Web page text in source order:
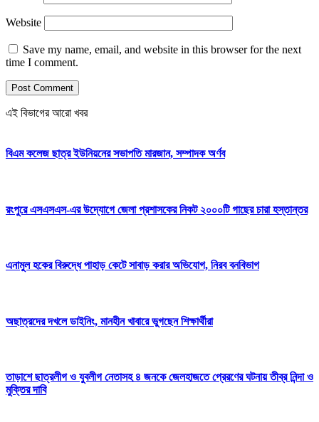
Website
Save my name, email, and website in this browser for the next
time I comment.
এই বিভাগের আরো খবর
বিএম কলেজ ছাত্র ইউনিয়নের সভাপতি মারজান, সম্পাদক অর্ণব
রংপুরে এসএসএস-এর উদ্যোগে জেলা প্রশাসকের নিকট ২০০০টি গাছের চারা হস্তান্তর
এনামুল হকের বিরুদ্ধে পাহাড় কেটে সাবাড় করার অভিযোগ, নিরব বনবিভাগ
অছাত্রদের দখলে ডাইনিং, মানহীন খাবারে ভুগছেন শিক্ষার্থীরা
তাড়াশে ছাত্রলীগ ও যুবলীগ নেতাসহ ৪ জনকে জেলহাজতে প্রেরণের ঘটনায় তীব্র নিন্দা ও
মুক্তির দাবি